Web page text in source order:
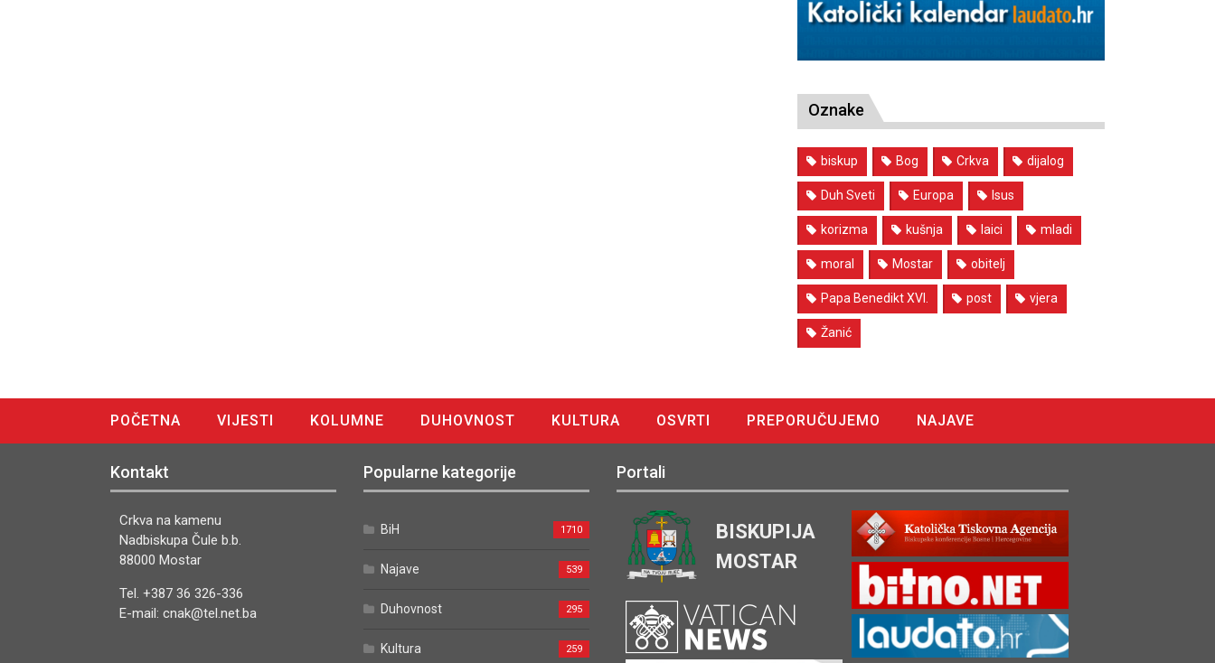
Oznake
biskup Bog Crkva dijalog
Duh Sveti Europa Isus
korizma kušnja laici mladi
moral Mostar obitelj
Papa Benedikt XVI. post vjera
Žanić
POČETNA VIJESTI KOLUMNE DUHOVNOST KULTURA OSVRTI PREPORUČUJEMO
NAJAVE
Kontakt
Crkva na kamenu
Nadbiskupa Čule b.b.
88000 Mostar
Tel. +387 36 326-336
E-mail: cnak@tel.net.ba
Popularne kategorije
BiH 1710
Najave 539
Duhovnost 295
Kultura 259
Portali
BISKUPIJA
MOSTAR